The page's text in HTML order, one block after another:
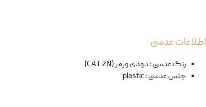
اطلاعات عدسی
رنگ عدسی:دودی ویفر (CAT 2N)
جنس عدسی:
plastic